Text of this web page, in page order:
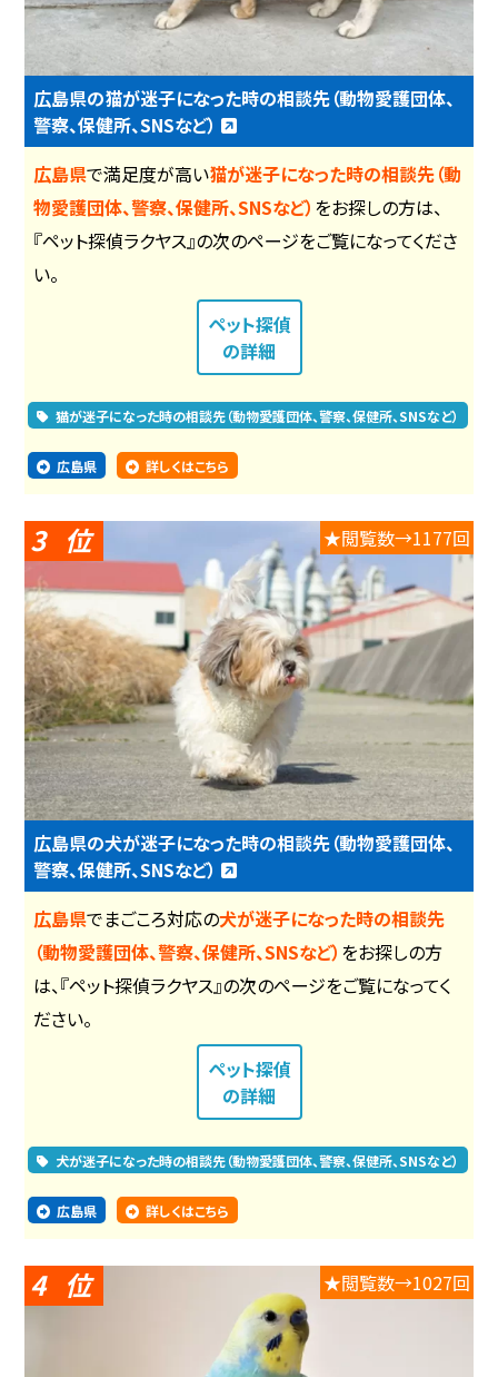
広島県の猫が迷子になった時の相談先（動物愛護団体、
警察、保健所、SNSなど）
広島県で満足度が高い猫が迷子になった時の相談先（動
物愛護団体、警察、保健所、SNSなど） をお探しの方は、
『ペット探偵ラクヤス』の次のページをご覧になってくださ
い。
ペット探偵
の詳細
猫が迷子になった時の相談先（動物愛護団体、警察、保健所、SNSなど）
広島県 詳しくはこちら
3 ★閲覧数→1177回
広島県の犬が迷子になった時の相談先（動物愛護団体、
警察、保健所、SNSなど）
広島県でまごころ対応の犬が迷子になった時の相談先
（動物愛護団体、警察、保健所、SNSなど） をお探しの方
は、『ペット探偵ラクヤス』の次のページをご覧になってく
ださい。
ペット探偵
の詳細
犬が迷子になった時の相談先（動物愛護団体、警察、保健所、SNSなど）
広島県 詳しくはこちら
4 ★閲覧数→1027回